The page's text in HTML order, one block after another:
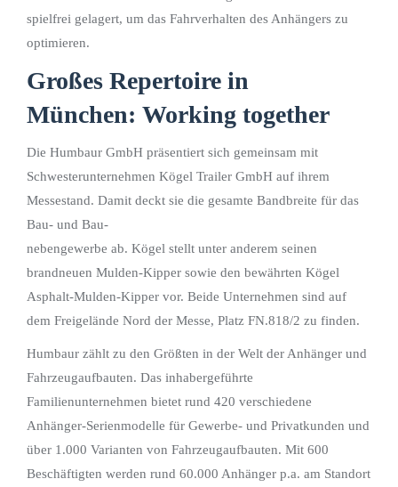
spielfrei gelagert, um das Fahrverhalten des Anhängers zu
optimieren.
Großes Repertoire in
München: Working together
Die Humbaur GmbH präsentiert sich gemeinsam mit
Schwesterunternehmen Kögel Trailer GmbH auf ihrem
Messestand. Damit deckt sie die gesamte Bandbreite für das
Bau- und Bau-
nebengewerbe ab. Kögel stellt unter anderem seinen
brandneuen Mulden-Kipper sowie den bewährten Kögel
Asphalt-Mulden-Kipper vor. Beide Unternehmen sind auf
dem Freigelände Nord der Messe, Platz FN.818/2 zu finden.
Humbaur zählt zu den Größten in der Welt der Anhänger und
Fahrzeugaufbauten. Das inhabergeführte
Familienunternehmen bietet rund 420 verschiedene
Anhänger-Serienmodelle für Gewerbe- und Privatkunden und
über 1.000 Varianten von Fahrzeugaufbauten. Mit 600
Beschäftigten werden rund 60.000 Anhänger p.a. am Standort